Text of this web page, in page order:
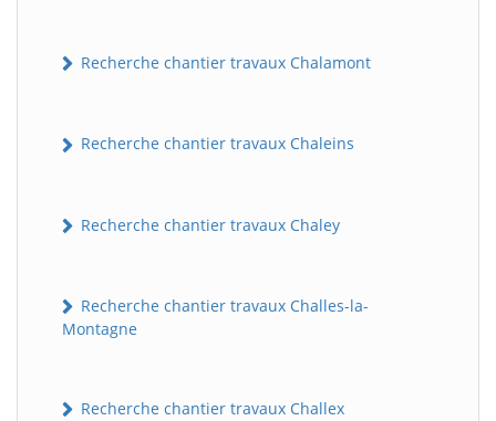
Recherche chantier travaux Chalamont
Recherche chantier travaux Chaleins
Recherche chantier travaux Chaley
Recherche chantier travaux Challes-la-
Montagne
Recherche chantier travaux Challex